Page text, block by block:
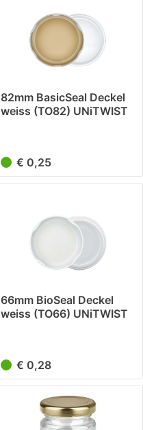
82mm BasicSeal Deckel
weiss (TO82) UNiTWIST
€ 0,25
66mm BioSeal Deckel
weiss (TO66) UNiTWIST
€ 0,28